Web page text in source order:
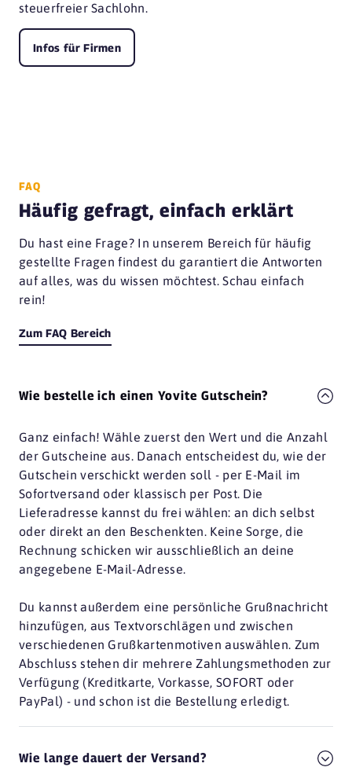
steuerfreier Sachlohn.
Infos für Firmen
FAQ
Häufig gefragt, einfach erklärt
Du hast eine Frage? In unserem Bereich für häufig
gestellte Fragen findest du garantiert die Antworten
auf alles, was du wissen möchtest. Schau einfach
rein!
Zum FAQ Bereich
Wie bestelle ich einen Yovite Gutschein?
Ganz einfach! Wähle zuerst den Wert und die Anzahl
der Gutscheine aus. Danach entscheidest du, wie der
Gutschein verschickt werden soll - per E-Mail im
Sofortversand oder klassisch per Post. Die
Lieferadresse kannst du frei wählen: an dich selbst
oder direkt an den Beschenkten. Keine Sorge, die
Rechnung schicken wir ausschließlich an deine
angegebene E-Mail-Adresse.
Du kannst außerdem eine persönliche Grußnachricht
hinzufügen, aus Textvorschlägen und zwischen
verschiedenen Grußkartenmotiven auswählen. Zum
Abschluss stehen dir mehrere Zahlungsmethoden zur
Verfügung (Kreditkarte, Vorkasse, SOFORT oder
PayPal) - und schon ist die Bestellung erledigt.
Wie lange dauert der Versand?